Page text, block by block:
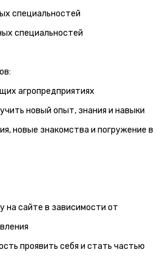
специальностей
специальностей
агропредприятиях
новый опыт, знания и навыки
новые знакомства и погружение в
на сайте в зависимости от
проявить себя и стать частью